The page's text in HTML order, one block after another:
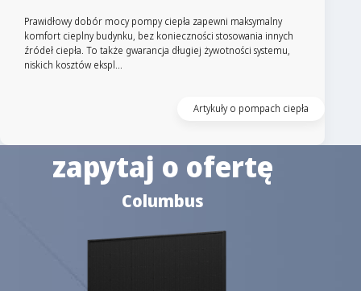
Prawidłowy dobór mocy pompy ciepła zapewni maksymalny
komfort cieplny budynku, bez konieczności stosowania innych
źródeł ciepła. To także gwarancja długiej żywotności systemu,
niskich kosztów ekspl...
Artykuły o pompach ciepła
zapytaj o ofertę
Columbus